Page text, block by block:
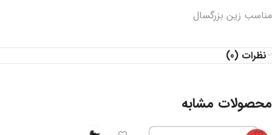
مناسب زین بزرگسال
نظرات (0)
محصولات مشابه